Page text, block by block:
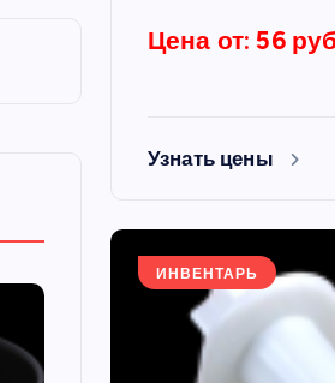
Цена от: 56
Узнать цены
ИНВЕНТАРЬ